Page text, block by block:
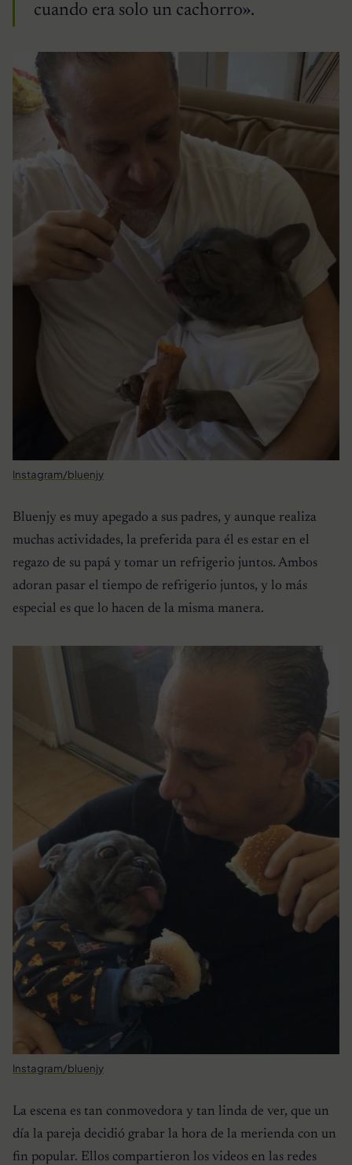
cuando era solo un cachorro».
Instagram/bluenjy
Bluenjy es muy apegado a sus padres, y aunque realiza
muchas actividades, la preferida para él es estar en el
regazo de su papá y tomar un refrigerio juntos. Ambos
adoran pasar el tiempo de refrigerio juntos, y lo más
especial es que lo hacen de la misma manera.
Instagram/bluenjy
La escena es tan conmovedora y tan linda de ver, que un
día la pareja decidió grabar la hora de la merienda con un
fin popular. Ellos compartieron los videos en las redes